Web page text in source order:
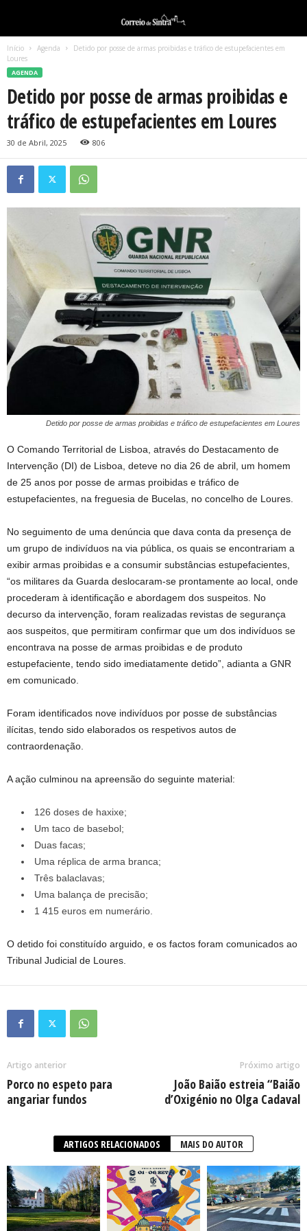
Início Agenda
Detido por posse de armas proibidas e tráfico de estupefacientes em
Loures
AGENDA
Detido por posse de armas proibidas e
tráfico de estupefacientes em Loures
30 de Abril, 2025 806
Detido por posse de armas proibidas e tráfico de estupefacientes em Loures
O Comando Territorial de Lisboa, através do Destacamento de
Intervenção (DI) de Lisboa, deteve no dia 26 de abril, um homem
de 25 anos por posse de armas proibidas e tráfico de
estupefacientes, na freguesia de Bucelas, no concelho de Loures.
No seguimento de uma denúncia que dava conta da presença de
um grupo de indivíduos na via pública, os quais se encontrariam a
exibir armas proibidas e a consumir substâncias estupefacientes,
“os militares da Guarda deslocaram-se prontamente ao local, onde
procederam à identificação e abordagem dos suspeitos. No
decurso da intervenção, foram realizadas revistas de segurança
aos suspeitos, que permitiram confirmar que um dos indivíduos se
encontrava na posse de armas proibidas e de produto
estupefaciente, tendo sido imediatamente detido”, adianta a GNR
em comunicado.
Foram identificados nove indivíduos por posse de substâncias
ilícitas, tendo sido elaborados os respetivos autos de
contraordenação.
A ação culminou na apreensão do seguinte material:
126 doses de haxixe;
Um taco de basebol;
Duas facas;
Uma réplica de arma branca;
Três balaclavas;
Uma balança de precisão;
1 415 euros em numerário.
O detido foi constituído arguido, e os factos foram comunicados ao
Tribunal Judicial de Loures.
Artigo anterior
Porco no espeto para
angariar fundos
Próximo artigo
João Baião estreia “Baião
d’Oxigénio no Olga Cadaval
ARTIGOS RELACIONADOS MAIS DO AUTOR